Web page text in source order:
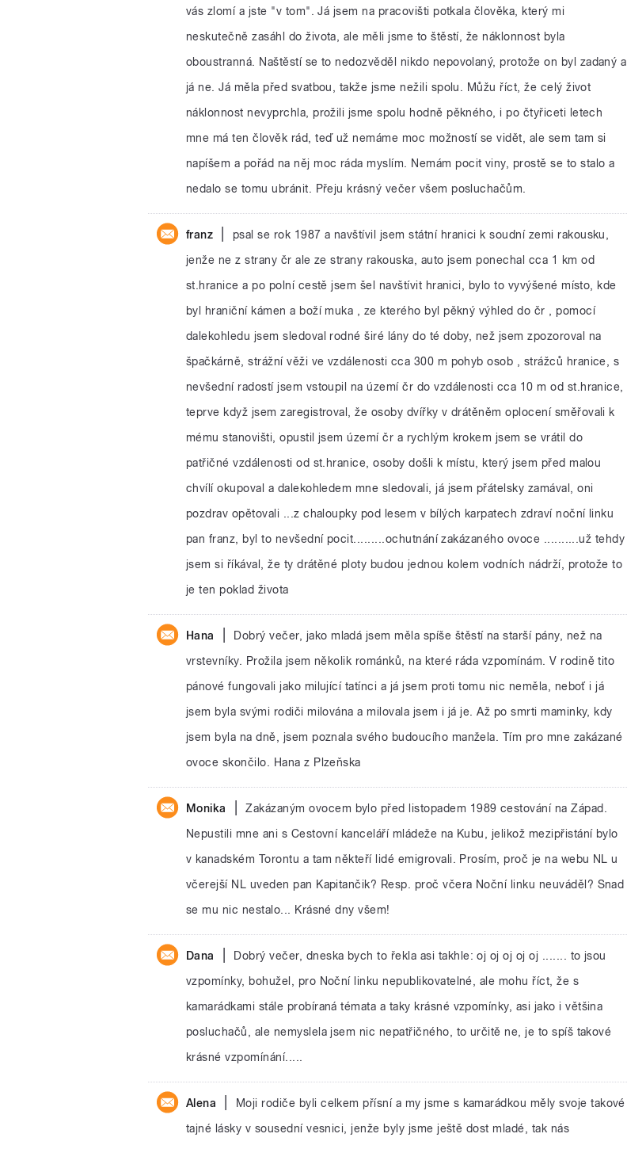
vás zlomí a jste "v tom". Já jsem na pracovišti potkala člověka, který mi
neskutečně zasáhl do života, ale měli jsme to štěstí, že náklonnost byla
oboustranná. Naštěstí se to nedozvěděl nikdo nepovolaný, protože on byl zadaný a
já ne. Já měla před svatbou, takže jsme nežili spolu. Můžu říct, že celý život
náklonnost nevyprchla, prožili jsme spolu hodně pěkného, i po čtyřiceti letech
mne má ten člověk rád, teď už nemáme moc možností se vidět, ale sem tam si
napíšem a pořád na něj moc ráda myslím. Nemám pocit viny, prostě se to stalo a
nedalo se tomu ubránit. Přeju krásný večer všem posluchačům.
franz
psal se rok 1987 a navštívil jsem státní hranici k soudní zemi rakousku,
jenže ne z strany čr ale ze strany rakouska, auto jsem ponechal cca 1 km od
st.hranice a po polní cestě jsem šel navštívit hranici, bylo to vyvýšené místo, kde
byl hraniční kámen a boží muka , ze kterého byl pěkný výhled do čr , pomocí
dalekohledu jsem sledoval rodné širé lány do té doby, než jsem zpozoroval na
špačkárně, strážní věži ve vzdálenosti cca 300 m pohyb osob , strážců hranice, s
nevšední radostí jsem vstoupil na území čr do vzdálenosti cca 10 m od st.hranice,
teprve když jsem zaregistroval, že osoby dvířky v drátěněm oplocení směřovali k
mému stanovišti, opustil jsem území čr a rychlým krokem jsem se vrátil do
patřičné vzdálenosti od st.hranice, osoby došli k místu, který jsem před malou
chvílí okupoval a dalekohledem mne sledovali, já jsem přátelsky zamával, oni
pozdrav opětovali ...z chaloupky pod lesem v bílých karpatech zdraví noční linku
pan franz, byl to nevšední pocit.........ochutnání zakázaného ovoce ..........už tehdy
jsem si říkával, že ty drátěné ploty budou jednou kolem vodních nádrží, protože to
je ten poklad života
Hana
Dobrý večer, jako mladá jsem měla spíše štěstí na starší pány, než na
vrstevníky. Prožila jsem několik románků, na které ráda vzpomínám. V rodině tito
pánové fungovali jako milující tatínci a já jsem proti tomu nic neměla, neboť i já
jsem byla svými rodiči milována a milovala jsem i já je. Až po smrti maminky, kdy
jsem byla na dně, jsem poznala svého budoucího manžela. Tím pro mne zakázané
ovoce skončilo. Hana z Plzeňska
Monika
Zakázaným ovocem bylo před listopadem 1989 cestování na Západ.
Nepustili mne ani s Cestovní kanceláří mládeže na Kubu, jelikož mezipřistání bylo
v kanadském Torontu a tam někteří lidé emigrovali. Prosím, proč je na webu NL u
včerejší NL uveden pan Kapitančik? Resp. proč včera Noční linku neuváděl? Snad
se mu nic nestalo... Krásné dny všem!
Dana
Dobrý večer, dneska bych to řekla asi takhle: oj oj oj oj oj ....... to jsou
vzpomínky, bohužel, pro Noční linku nepublikovatelné, ale mohu říct, že s
kamarádkami stále probíraná témata a taky krásné vzpomínky, asi jako i většina
posluchačů, ale nemyslela jsem nic nepatřičného, to určitě ne, je to spíš takové
krásné vzpomínání.....
Alena
Moji rodiče byli celkem přísní a my jsme s kamarádkou měly svoje takové
tajné lásky v sousední vesnici, jenže byly jsme ještě dost mladé, tak nás